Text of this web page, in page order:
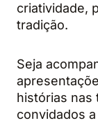
criatividade,
tradição.
Seja
histórias nas
convidados